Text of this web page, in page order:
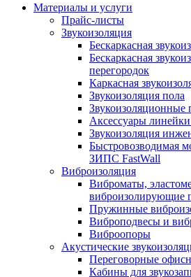
Материалы и услуги
Прайс-листы
Звукоизоляция
Бескаркасная
Бескаркасная
перегородок
Каркасная
Звукоизоляция пола
Звукоизоляционные
Аксессуары линейки
Звукоизоляция
Быстровозводимая
ЗИПС FastWall
Виброизоляция
Виброматы,
виброизолирующие
Пружинные
Виброподвесы и
Виброопоры
Акустические
Переговорные
Кабины для